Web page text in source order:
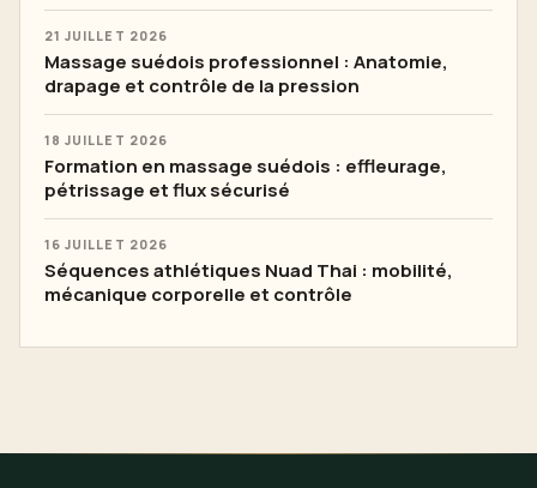
21 JUILLET 2026
Massage suédois professionnel : Anatomie,
drapage et contrôle de la pression
18 JUILLET 2026
Formation en massage suédois : effleurage,
pétrissage et flux sécurisé
16 JUILLET 2026
Séquences athlétiques Nuad Thai : mobilité,
mécanique corporelle et contrôle